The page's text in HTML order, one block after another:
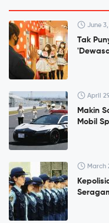
June
Tak
April
Makin
Mobil
March